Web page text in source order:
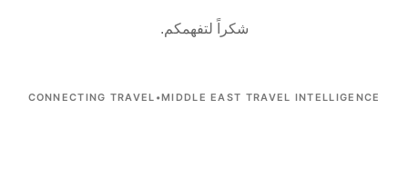
شكراً لتفهمكم.
CONNECTING TRAVEL •MIDDLE EAST TRAVEL INTELLIGENCE